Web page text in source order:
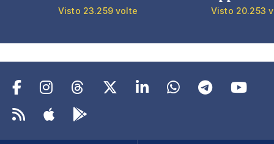
Visto 23.259 volte Visto 20.253